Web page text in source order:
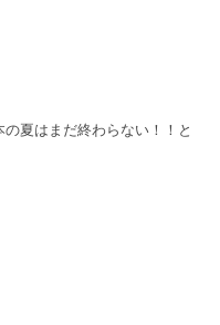
夏はまだ終わらない！！と